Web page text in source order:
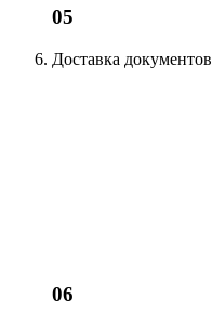
05
Доставка документов
06